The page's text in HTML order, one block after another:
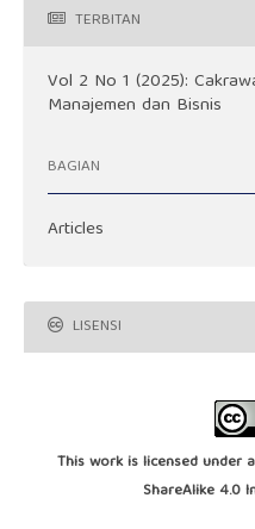
TERBITAN
Vol 2 No 1 (2025):
Manajemen dan Bisnis
BAGIAN
Articles
LISENSI
This work is licensed under a
ShareAlike 4.0